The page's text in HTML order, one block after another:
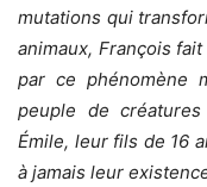
mutations qui
animaux, François
par ce phénomène
peuple de
Émile, leur fils de 16
à jamais leur